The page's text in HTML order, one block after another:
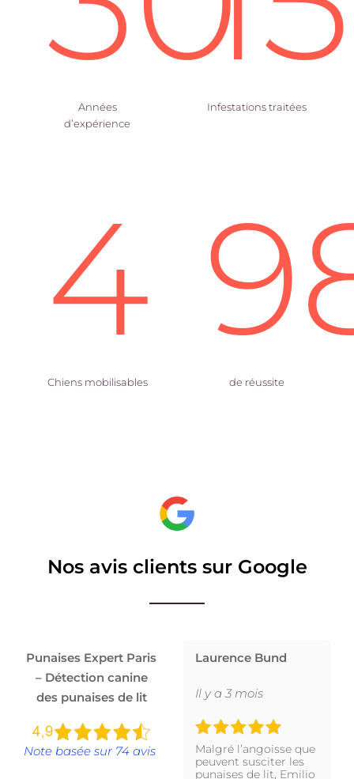
Années
d’expérience
Infestations traitées
4
Chiens mobilisables de réussite
Nos avis clients sur Google
Punaises Expert Paris
– Détection canine
des punaises de lit
Note basée sur 74 avis
Laurence Bund
Il y a 3 mois
Malgré l’angoisse que
peuvent susciter les
punaises de lit, Emilio